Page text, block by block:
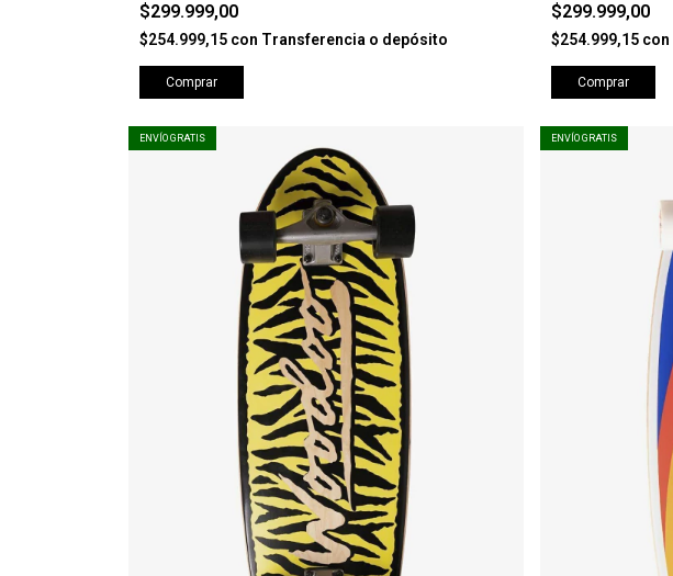
$299.999,00
$254.999,15 con Transferencia o depósito
Comprar
$299.999,00
$254.999,15 con
Comprar
ENVÍO GRATIS ENVÍO GRATIS